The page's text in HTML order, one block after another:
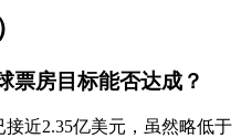
票房目标能否达成？
近2.35亿美元，虽然略低于